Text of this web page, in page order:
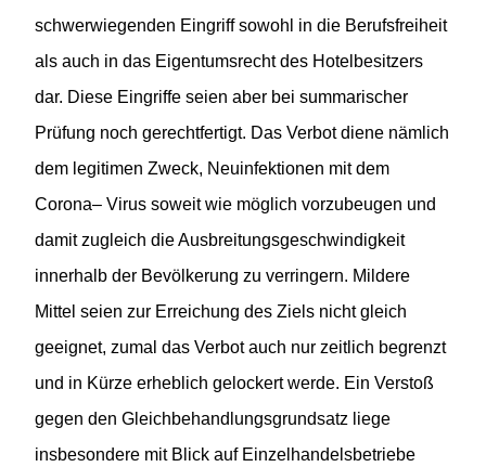
schwerwiegenden Eingriff sowohl in die Berufsfreiheit
als auch in das Eigentumsrecht des Hotelbesitzers
dar. Diese Eingriffe seien aber bei summarischer
Prüfung noch gerechtfertigt. Das Verbot diene nämlich
dem legitimen Zweck, Neuinfektionen mit dem
Corona– Virus soweit wie möglich vorzubeugen und
damit zugleich die Ausbreitungsgeschwindigkeit
innerhal b der Bevölkerung zu verringern. Mildere
Mittel seien zur Erreichung des Ziels nicht gleich
geeignet, zumal das Verbot auch nur zeitlich begrenzt
und in Kürze erheblich gelockert werde. Ein Verstoß
gegen den Gleichbehandlungsgrundsatz liege
insbesondere mit Blick auf Einzelhandelsbetriebe